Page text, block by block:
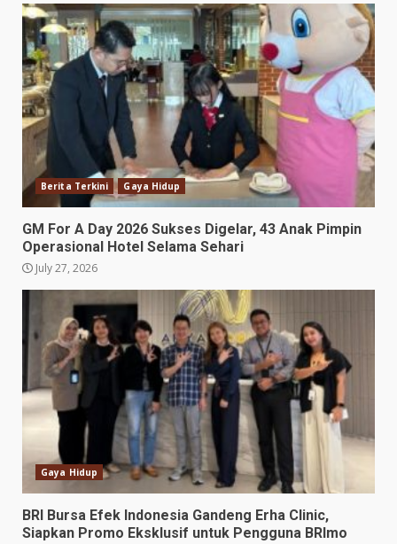
Berita Terkini Gaya Hidup
GM For A Day 2026 Sukses Digelar, 43 Anak Pimpin
Operasional Hotel Selama Sehari
July 27, 2026
Gaya Hidup
BRI Bursa Efek Indonesia Gandeng Erha Clinic,
Siapkan Promo Eksklusif untuk Pengguna BRImo